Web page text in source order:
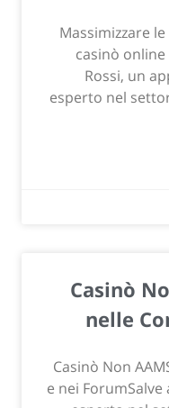
Massimizzare
casinò online
Rossi, un
esperto nel
Casinò
nelle
Casinò Non
e nei